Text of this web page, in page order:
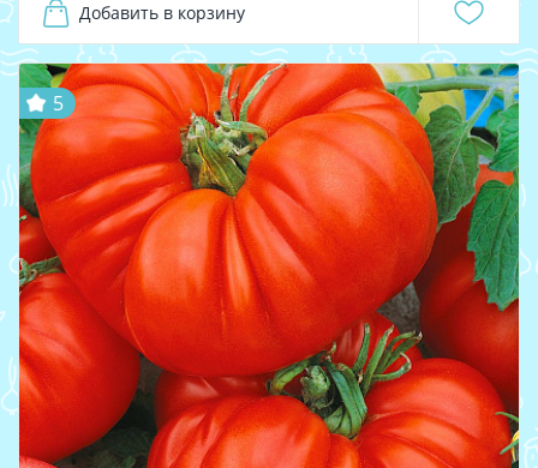
Добавить в корзину
5